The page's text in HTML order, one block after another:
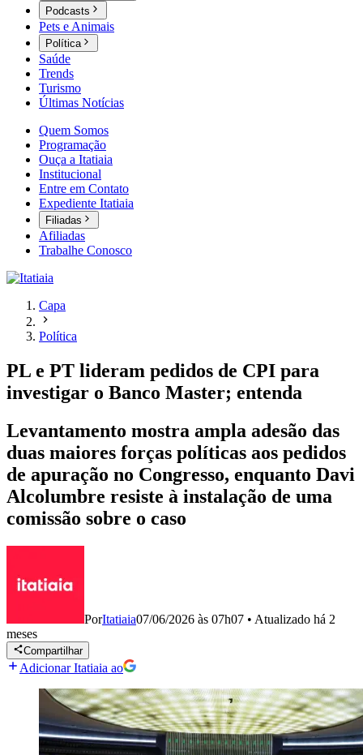
Podcasts
Pets e Animais
Política
Saúde
Trends
Turismo
Últimas Notícias
Quem Somos
Programação
Ouça a Itatiaia
Institucional
Entre em Contato
Expediente Itatiaia
Filiadas
Afiliadas
Trabalhe Conosco
Capa
Política
PL e PT lideram pedidos de CPI para
investigar o Banco Master; entenda
Levantamento mostra ampla adesão das
duas maiores forças políticas aos pedidos
de apuração no Congresso, enquanto Davi
Alcolumbre resiste à instalação de uma
comissão sobre o caso
PorItatiaia07/06/2026 às 07h07 • Atualizado há 2
meses
Compartilhar
Adicionar Itatiaia ao